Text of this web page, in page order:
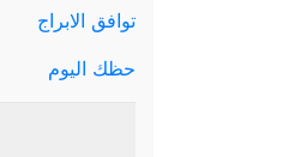
توافق الابراج
حظك اليوم